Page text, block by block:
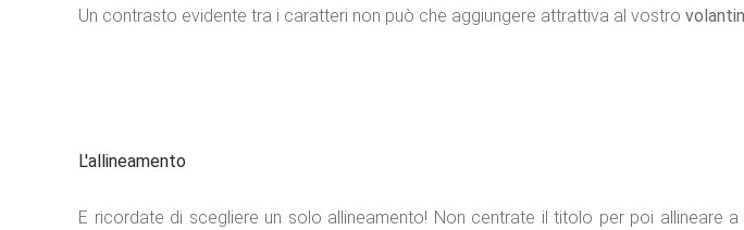
Un contrasto evidente tra i caratteri non può che aggiungere attrattiva al vostro
L'allineamento
E ricordate di scegliere un solo allineamento! Non centrate il titolo per poi